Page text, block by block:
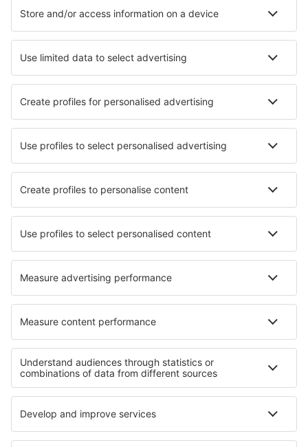
Hotels in Chemnitz
Beste hotels - steden
Hotels in Wohlenschwil Hotels in Maslacq
Hotels in San Antonio Oeste Hotels in San Vito
Hotels in Osasco Hotels in Mayrac
Hotels in Saksisch-Zwitserland
Hotels in Lower Saxony Hotels op Molokai
Hotels aan de Rode Zee
Hotels in Nationaal Park Gór Stołowych
Hotels in het Walker Bay Nature Reserve Hotels in Florida